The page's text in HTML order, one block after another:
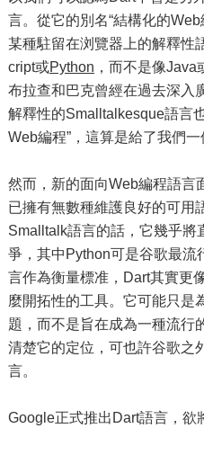
言。從它的別名“結構化的
某種駐留在浏覽器上的解釋性
cript或Python ，而不是像Java
布拉查和巴克曾經在過去深入
解釋性的Smalltalkesque語言
Web編程”，這算是給了我們一
然而，新的面向Web編程語言
已擁有無數種維護良好的可用
Smalltalk語言的話，它幾乎將
爭，其中Python可是谷歌最流
言作為衡量標准，Dart其實更
麼開拓性的工具。它可能只是
題，而不是旨在成為一種流行
清楚它的定位，可也許谷歌之
言。
Google正式推出Dart語言，欲